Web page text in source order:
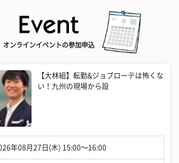
オンラインイベントの参加申込
【大林組】転勤&ジョブローテは怖くな
い！九州の現場から設
年08月27日(木) 15:00〜16:00